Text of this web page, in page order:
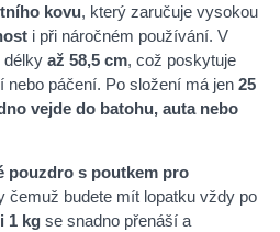
kovu, který zaručuje vysokou
i při náročném používání. V
délkyaž 58,5 cm, což poskytuje
nebo páčení. Po složení má jen25
vejde do batohu, auta nebo
pouzdro s poutkem pro
čemuž budete mít lopatku vždy po
1 kg se snadno přenáší a